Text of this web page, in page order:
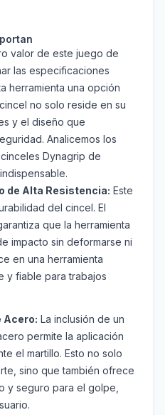
valor de este juego de
las especificaciones
herramienta una opción
no solo reside en su
y el diseño que
Analicemos los
Dynagrip de
de Alta Resistencia: Este
del cincel. El
que la herramienta
impacto sin deformarse ni
en una herramienta
y fiable para trabajos
Acero: La inclusión de un
permite la aplicación
el martillo. Esto no solo
sino que también ofrece
y seguro para el golpe,